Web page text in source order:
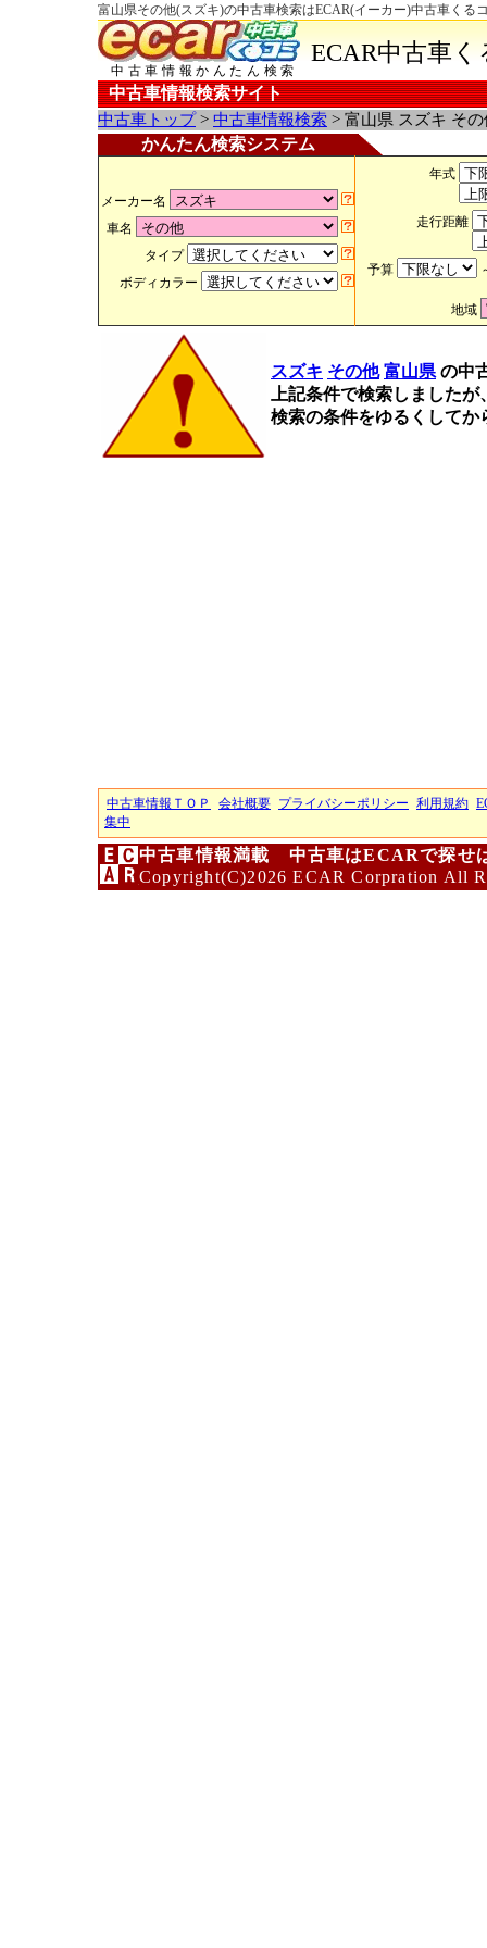
富山県その他(スズキ)の中古車検索はECAR(イーカー)中古車くる
中古車情報かんたん検索
ECAR中古車
中古車情報検索サイト
中古車トップ> 中古車情報検索 > 富山県 スズキ そ
かんたん検索システム
メーカー名
車名
タイプ
ボディカラー
年式
走行距離
予算
地域
スズキ その他 富山県 の中
上記条件で検索しました
検索の条件をゆるくして
中古車情報ＴＯＰ 会社概要 プライバシーポリシー 利用規約
集中
中古車情報満載 中古車はECARで探せ
Copyright(C)2026 ECAR Corpration All